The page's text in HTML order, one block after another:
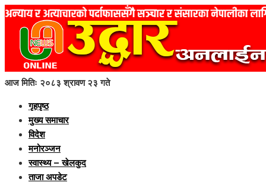
आज मितिः २०८३ श्रावण २३ गते
गृहपृष्ठ
मुख्य समाचार
विदेश
मनोरञ्जन
स्वास्थ्य – खेलकुद
ताजा अपडेट